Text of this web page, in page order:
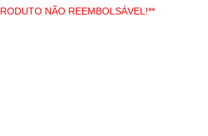
NÃO REEMBOLSÁVEL!**